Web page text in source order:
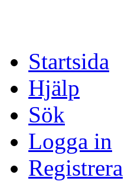
Startsida
Hjälp
Sök
Logga in
Registrera